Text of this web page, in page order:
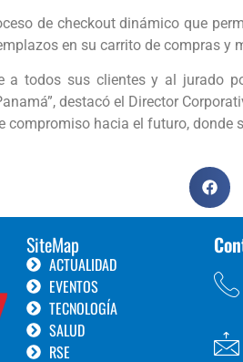
de checkout dinámico que
en su carrito de compras
a todos sus clientes y al jurado
destacó el Director
compromiso hacia el futuro,
SiteMap
ACTUALIDAD
EVENTOS
TECNOLOGÍA
SALUD
RSE